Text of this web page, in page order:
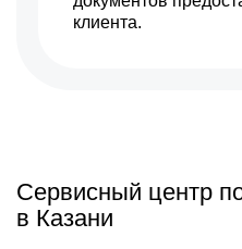
клиента.
Сервисный центр
в Казани